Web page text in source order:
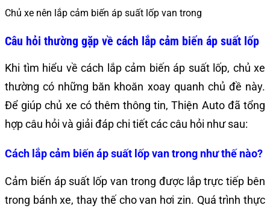
Chủ xe nên lắp cảm biến áp suất lốp van trong
Câu hỏi thường gặp về cách lắp cảm biến áp suất lốp
Khi tìm hiểu về cách lắp cảm biến áp suất lốp, chủ xe
thường có những băn khoăn xoay quanh chủ đề này.
Để giúp chủ xe có thêm thông tin, Thiện Auto đã tổng
hợp câu hỏi và giải đáp chi tiết các câu hỏi như sau:
Cách lắp cảm biến áp suất lốp van trong như thế nào?
Cảm biến áp suất lốp van trong được lắp trực tiếp bên
trong bánh xe, thay thế cho van hơi zin. Quá trình thực